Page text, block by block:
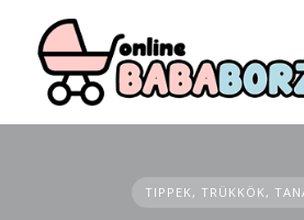
content
TIPPEK, TRÜKKÖK,